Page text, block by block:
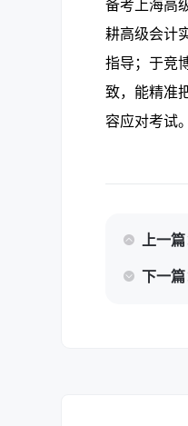
备考上海高
耕高级会计
指导；于竞
致，能精准
容应对考试。
上一篇
下一篇